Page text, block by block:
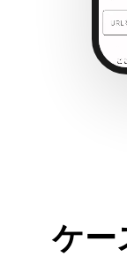
ケー